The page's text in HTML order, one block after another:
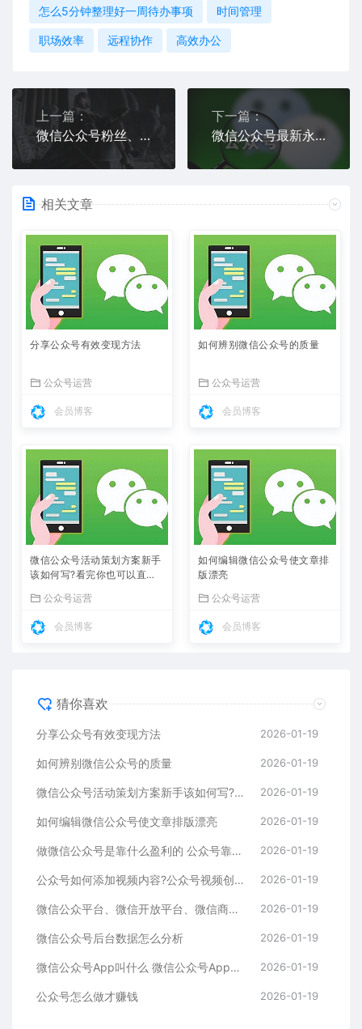
怎么5分钟整理好一周待办事项 时间管理
职场效率 远程协作 高效办公
上一篇：
微信公众号粉丝、文章迁移流程及方法是什么
下一篇：
微信公众号最新永久链接生成操作方式(亲测可用!)
相关文章
分享公众号有效变现方法
公众号运营
会员博客
如何辨别微信公众号的质量
公众号运营
会员博客
微信公众号活动策划方案新手
该如何写?看完你也可以直接
公众号运营
会员博客
如何编辑微信公众号使文章排
版漂亮
公众号运营
会员博客
猜你喜欢
分享公众号有效变现方法 2026-01-19
如何辨别微信公众号的质量 2026-01-19
微信公众号活动策划方案新手该如何写?看完你也可以直接套用 2026-01-19
如何编辑微信公众号使文章排版漂亮 2026-01-19
做微信公众号是靠什么盈利的 公众号靠什么收入 2026-01-19
公众号如何添加视频内容?公众号视频创作工具推荐 2026-01-19
微信公众平台、微信开放平台、微信商户平台的区别详解 2026-01-19
微信公众号后台数据怎么分析 2026-01-19
微信公众号App叫什么 微信公众号App作用 2026-01-19
公众号怎么做才赚钱 2026-01-19